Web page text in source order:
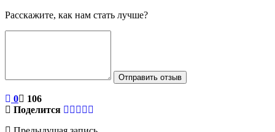
Расскажите, как нам стать лучше?
Отправить отзыв
0
106
Поделится